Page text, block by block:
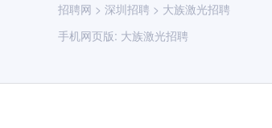
招聘网 > 深圳招聘 > 大族激光招聘
手机网页版: 大族激光招聘